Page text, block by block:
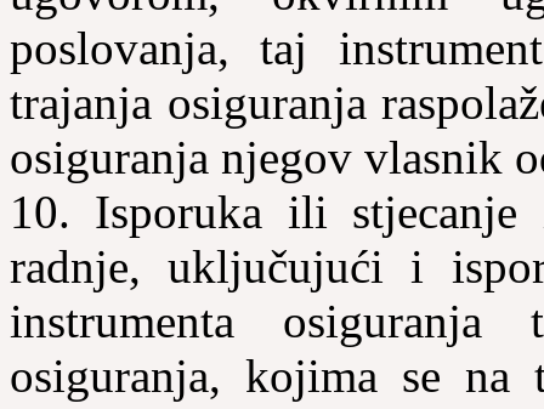
poslovanja, taj
trajanja osiguranja
osiguranja njegov vlasnik
10. Isporuka ili stjecanje
radnje, uključujući i
instrumenta
osiguranja, kojima se na